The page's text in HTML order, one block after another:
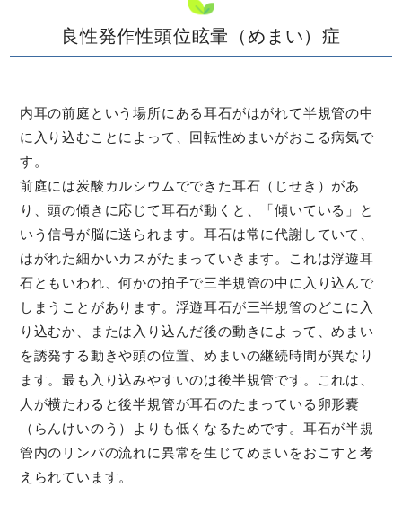
良性発作性頭位眩暈（めまい）症
内耳の前庭という場所にある耳石がはがれて半規管の中
に入り込むことによって、回転性めまいがおこる病気で
す。
前庭には炭酸カルシウムでできた耳石（じせき）があ
り、頭の傾きに応じて耳石が動くと、「傾いている」と
いう信号が脳に送られます。耳石は常に代謝していて、
はがれた細かいカスがたまっていきます。これは浮遊耳
石ともいわれ、何かの拍子で三半規管の中に入り込んで
しまうことがあります。浮遊耳石が三半規管のどこに入
り込むか、または入り込んだ後の動きによって、めまい
を誘発する動きや頭の位置、めまいの継続時間が異なり
ます。最も入り込みやすいのは後半規管です。これは、
人が横たわると後半規管が耳石のたまっている卵形嚢
（らんけいのう）よりも低くなるためです。耳石が半規
管内のリンパの流れに異常を生じてめまいをおこすと考
えられています。